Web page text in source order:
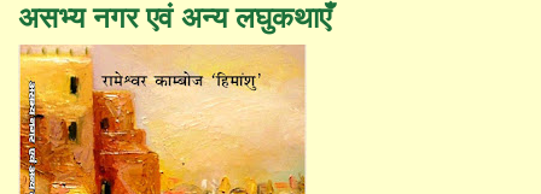
असभ्य नगर एवं अन्य लघुकथाएँ